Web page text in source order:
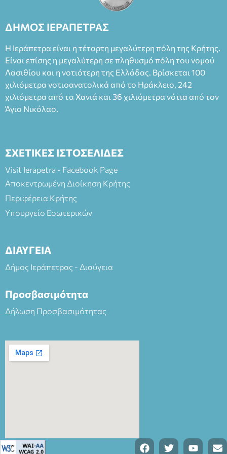
ΔΗΜΟΣ ΙΕΡΑΠΕΤΡΑΣ
Η Ιεράπετρα είναι η τέταρτη μεγαλύτερη πόλη της Κρήτης.
Είναι επίσης η μεγαλύτερη σε πληθυσμό πόλη του νομού
Λασιθίου και η νοτιότερη της Ελλάδας. Βρίσκεται 100
χιλιόμετρα νοτιοανατολικά από το Ηράκλειο, 242
χιλιόμετρα από τα Χανιά και 36 χιλιόμετρα νότια από τον
Άγιο Νικόλαο.
ΣΧΕΤΙΚΕΣ ΙΣΤΟΣΕΛΙΔΕΣ
Visit Ierapetra - Facebook Page
Αποκεντρωμένη Διοίκηση Κρήτης
Περιφέρεια Κρήτης
Υπουργείο Εσωτερικών
ΔΙΑΥΓΕΙΑ
Δήμος Ιεράπετρας - Διαύγεια
Προσβασιμότητα
Δήλωση Προσβασιμότητας